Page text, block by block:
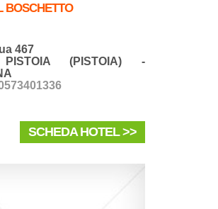
BOSCHETTO
467
(PISTOIA) -
SCHEDA HOTEL >>